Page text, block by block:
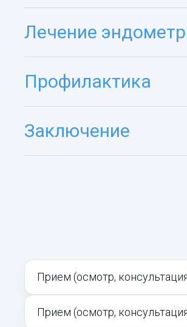
Лечение
Профилактика
Заключение
Прием (осмотр,
Прием (осмотр,